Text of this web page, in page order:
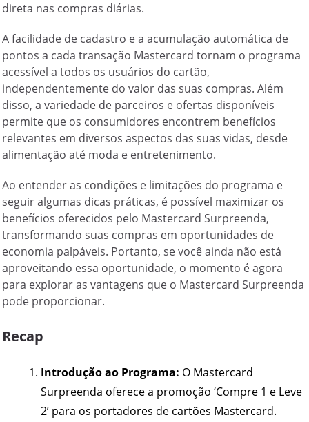
direta nas compras diárias.
A facilidade de cadastro e a acumulação automática de
pontos a cada transação Mastercard tornam o programa
acessível a todos os usuários do cartão,
independentemente do valor das suas compras. Além
disso, a variedade de parceiros e ofertas disponíveis
permite que os consumidores encontrem benefícios
relevantes em diversos aspectos das suas vidas, desde
alimentação até moda e entretenimento.
Ao entender as condições e limitações do programa e
seguir algumas dicas práticas, é possível maximizar os
benefícios oferecidos pelo Mastercard Surpreenda,
transformando suas compras em oportunidades de
economia palpáveis. Portanto, se você ainda não está
aproveitando essa oportunidade, o momento é agora
para explorar as vantagens que o Mastercard Surpreenda
pode proporcionar.
Recap
Introdução ao Programa: O Mastercard
Surpreenda oferece a promoção ‘Compre 1 e Leve
2’ para os portadores de cartões Mastercard.